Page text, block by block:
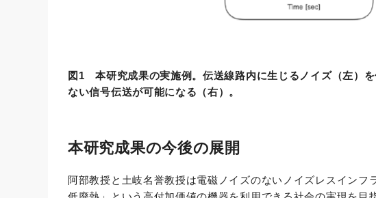
図1 本研究成果の実施例。伝送線路内に生じるノイズ（左）
ない信号伝送が可能になる（右）。
本研究成果の今後の展開
阿部教授と土岐名誉教授は電磁ノイズのないノイズレスイン